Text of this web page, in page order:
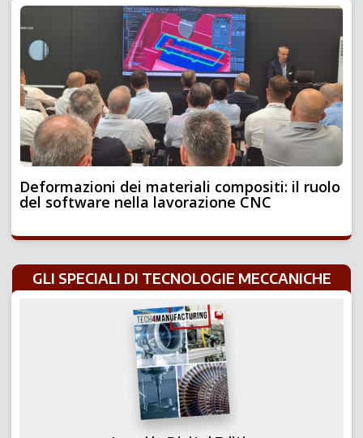
Deformazioni dei materiali compositi: il ruolo
del software nella lavorazione CNC
GLI SPECIALI DI TECNOLOGIE MECCANICHE